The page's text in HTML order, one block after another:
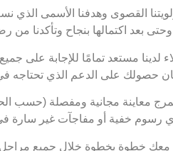
القصوى وهدفنا الأسمى الذي
بعد اكتمالها بنجاح وتأكدنا من
لدينا مستعد تمامًا للإجابة على
حصولك على الدعم الذي تحتاجه
معاينة مجانية ومفصلة (حسب
أي رسوم خفية أو مفاجآت غير سارة
خطوة بخطوة خلال جميع مراحل